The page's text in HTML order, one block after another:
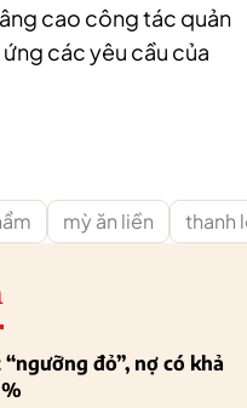
cao công tác quản
các yêu cầu của
mỳ ăn liền thanh
đỏ”, nợ có khả